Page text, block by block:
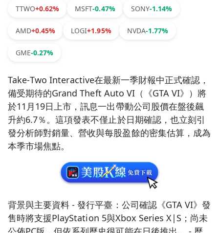
TTWO+0.62% MSFT-0.47% SONY-1.14%
AMD+0.45% LOGI+1.95% NVDA-1.77%
GME-0.27%
Take‑Two Interactive在最新一季財報中正式確認，
備受期待的Grand Theft Auto VI（《GTA VI》）將
於11月19日上市，訊息一出帶動公司股價在盤後飆
升約6.7％。這項發表不僅止於日期確認，也立刻引
發分析師對銷量、營收與每股盈餘的密集估算，成為
本季市場焦點。
背景與主要資料 - 發行平臺：公司確認《GTA VI》發
售時將支援PlayStation 5與Xbox Series X|S；尚未